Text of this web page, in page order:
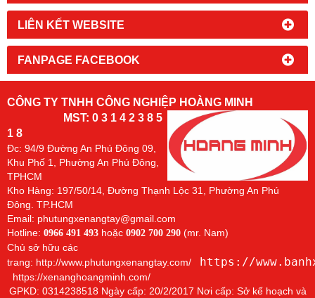
LIÊN KẾT WEBSITE
FANPAGE FACEBOOK
CÔNG TY TNHH CÔNG NGHIỆP HOÀNG MINH
MST: 0 3 1 4 2 3 8 5
1 8
Đc: 94/9 Đường An Phú Đông 09,
Khu Phố 1, Phường An Phú Đông,
TPHCM
Kho Hàng: 197/50/14, Đường Thạnh Lộc 31, Phường An Phú
Đông. TP.HCM
Email: phutungxenangtay@gmail.com
Hotline: 0966 491 493 hoặc 0902 700 290 (mr. Nam)
Chủ sở hữu các
trang: http://www.phutungxenangtay.com/ https://
https://xenanghoangminh.com/
GPKD: 0314238518 Ngày cấp: 20/2/2017 Nơi cấp: Sở kế hoạch và